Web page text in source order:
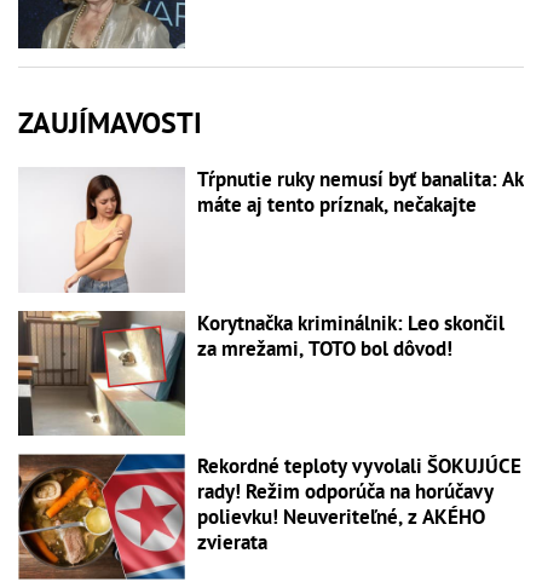
ZAUJÍMAVOSTI
Tŕpnutie ruky nemusí byť banalita: Ak
máte aj tento príznak, nečakajte
Korytnačka kriminálnik: Leo skončil
za mrežami, TOTO bol dôvod!
Rekordné teploty vyvolali ŠOKUJÚCE
rady! Režim odporúča na horúčavy
polievku! Neuveriteľné, z AKÉHO
zvierata